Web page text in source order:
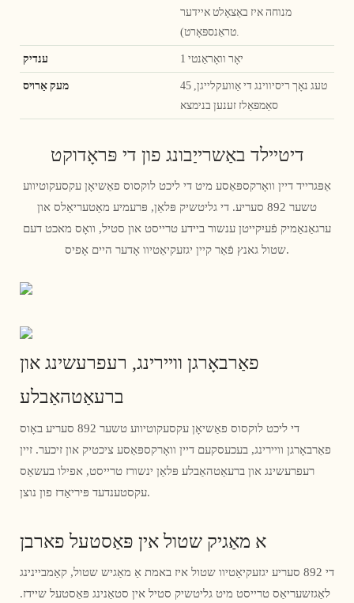
מנוחה איז באַצאָלט איידער
טראַנספּאָרט).
1 יאָר וואָראַנטי
45 טעג נאָך ריסיווינג די אַוועקלייגן,
סאַמפּאַלז זענען בנימצא
דיטיילד באַשרייַבונג פון די פּראָדוקט
אַפּגרייד דיין וואָרקספּאַסע מיט די ליכט לוקסוס פאַשיאָן עקסעקוטיווע
טשער 892 סעריע. די גליטשיק פּלאַן, פּרעמיע מאַטעריאַלס און
ערגאַנאַמיק פֿעיִקייטן ענשור ביידע טרייסט און סטיל, וואָס מאכט דעם
שטול גאנץ פֿאַר קיין יגזעקיאַטיוו אָדער היים אָפיס.
פאַרבאָרגן וויירינג, רעפרעשינג און
ברעאַטהאַבלע
די ליכט לוקסוס פאַשיאָן עקסעקוטיווע טשער 892 סעריע באָוס
פאַרבאָרגן וויירינג, בעכעסקעם דיין וואָרקספּאַסע ציכטיק און זיכער. זיין
רעפרעשינג און ברעאַטהאַבלע פּלאַן ינשורז טרייסט, אפילו בעשאַס
עקסטענדעד פּיריאַדז פון נוצן.
א מאַגיק שטול אין פּאַסטעל פארבן
די 892 סעריע יגזעקיאַטיוו שטול איז באמת אַ מאַגיש שטול, קאַמביינינג
לאַגזשעריאַס טרייסט מיט גליטשיק סטיל אין סטאַנינג פּאַסטעל שיידז.